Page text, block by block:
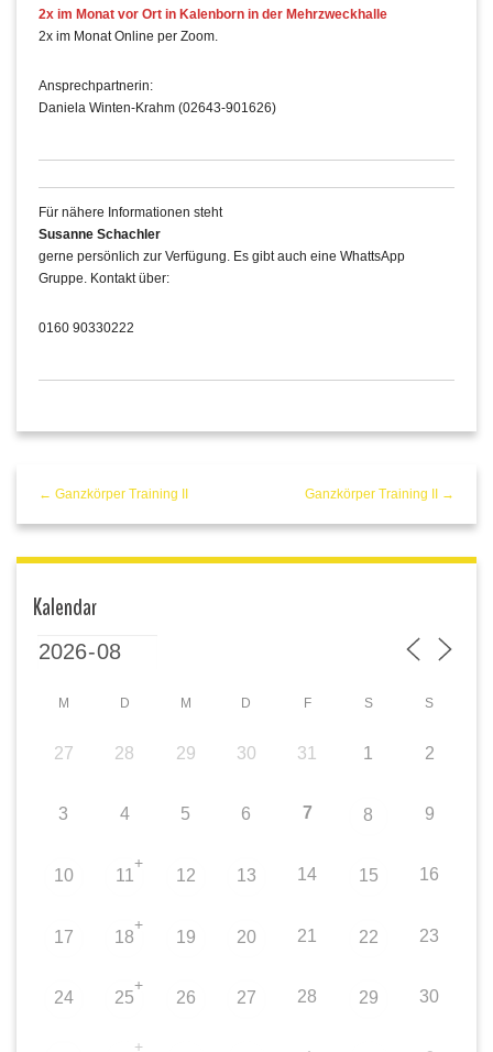
2x im Monat vor Ort in Kalenborn in der Mehrzweckhalle
2x im Monat Online per Zoom.
Ansprechpartnerin:
Daniela Winten-Krahm (02643-901626)
Für nähere Informationen steht
Susanne Schachler
gerne persönlich zur Verfügung. Es gibt auch eine WhattsApp
Gruppe. Kontakt über:
0160 90330222
← Ganzkörper Training II Ganzkörper Training II →
Kalendar
M D M D F S S
27 28 29 30 31 1 2
3 4 5 6 7 8 9
10 11
+
12 13 14 15 16
17 18
+
19 20 21 22 23
24 25
+
26 27 28 29 30
+